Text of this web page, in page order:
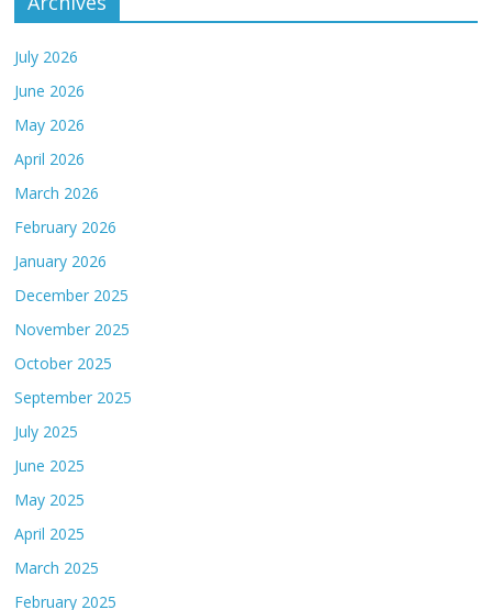
July 2026
June 2026
May 2026
April 2026
March 2026
February 2026
January 2026
December 2025
November 2025
October 2025
September 2025
July 2025
June 2025
May 2025
April 2025
March 2025
February 2025